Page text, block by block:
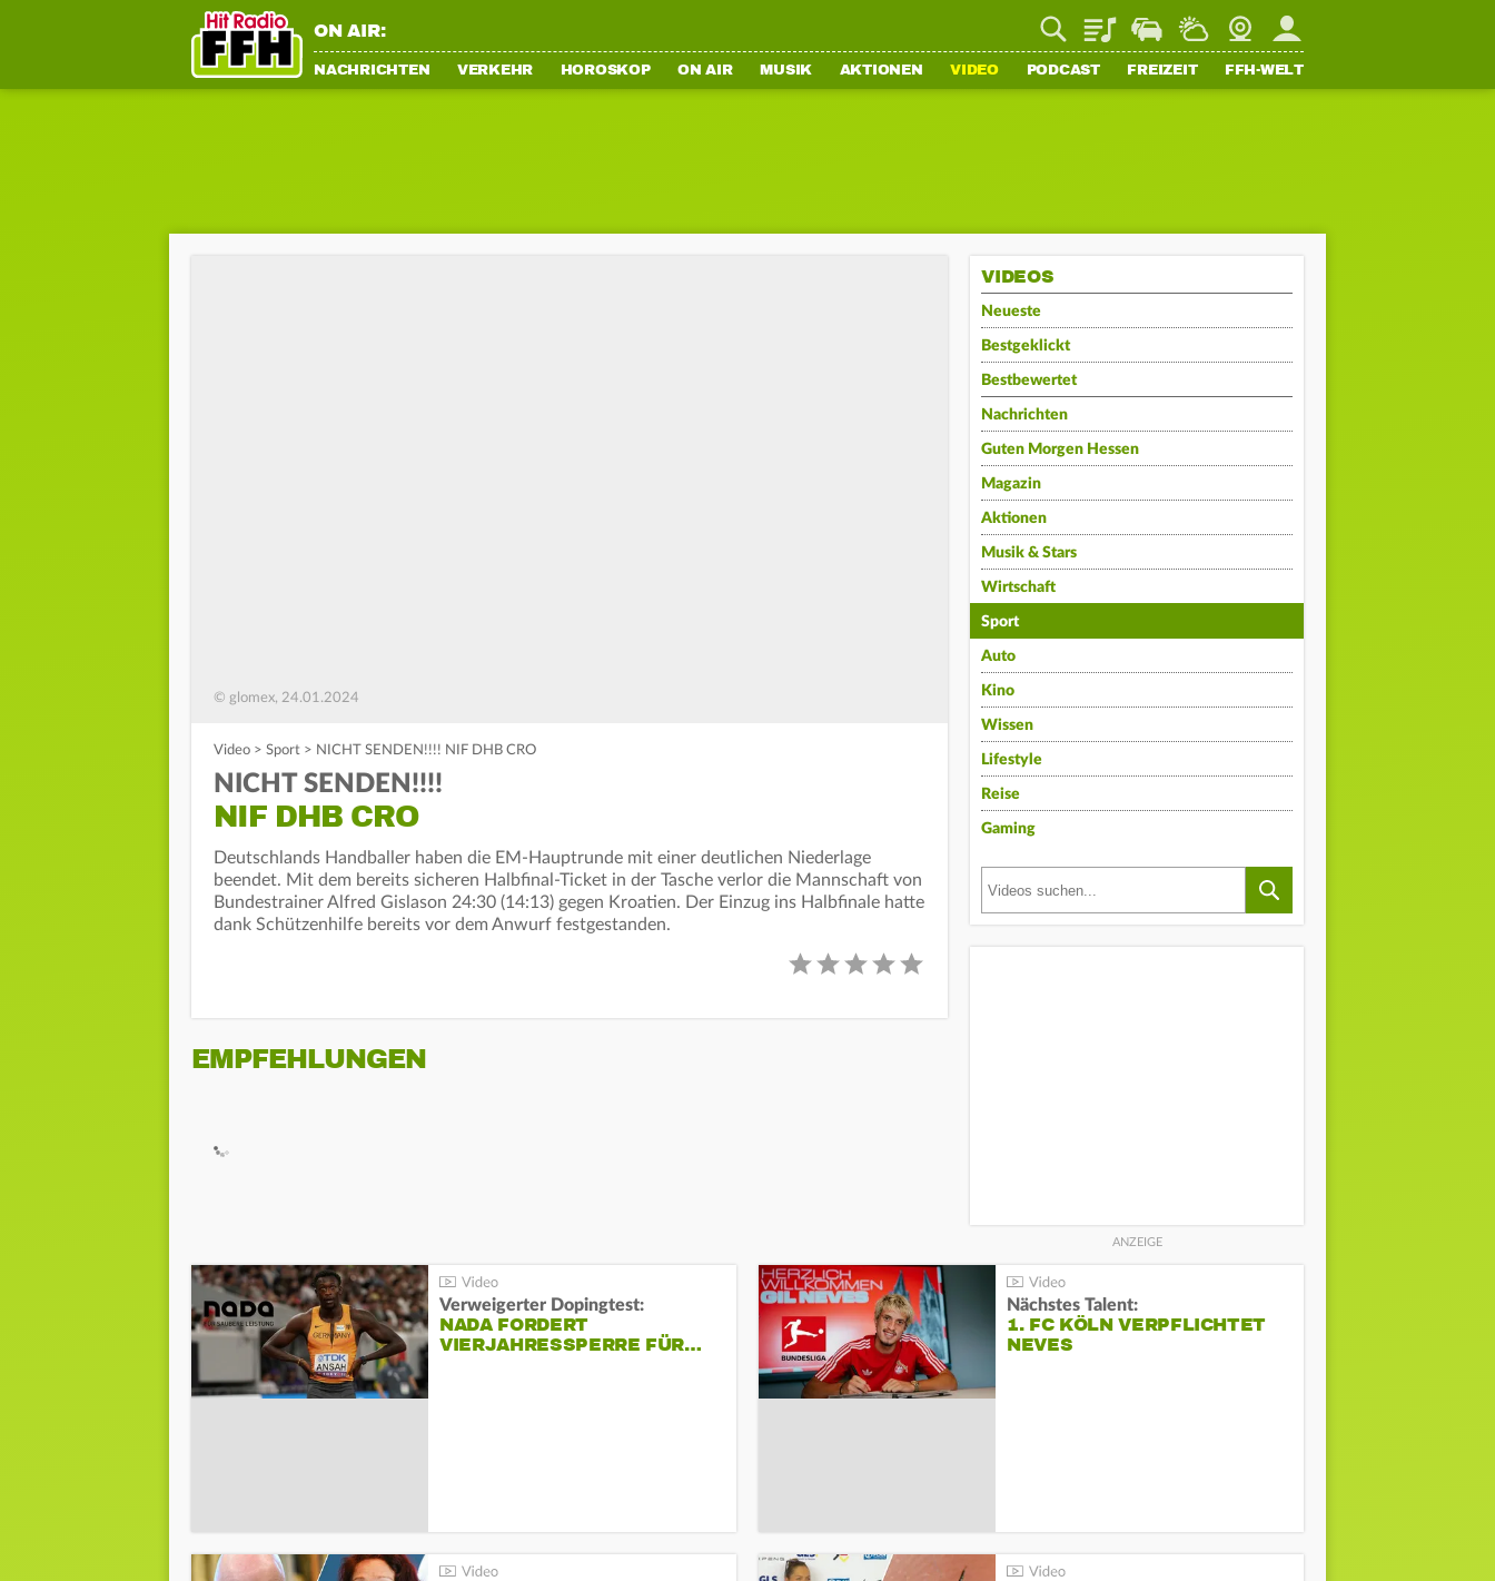
ON AIR: PlaylistStaupilotWetterWebcamMein FFH
NACHRICHTEN VERKEHR HOROSKOP ON AIR MUSIK AKTIONEN VIDEO PODCAST FREIZEIT FFH-WELT
© glomex, 24.01.2024
Video > Sport > NICHT SENDEN!!!! NIF DHB CRO
NICHT SENDEN!!!!
NIF DHB CRO
Deutschlands Handballer haben die EM-Hauptrunde mit einer deutlichen Niederlage
beendet. Mit dem bereits sicheren Halbfinal-Ticket in der Tasche verlor die Mannschaft von
Bundestrainer Alfred Gislason 24:30 (14:13) gegen Kroatien. Der Einzug ins Halbfinale hatte
dank Schützenhilfe bereits vor dem Anwurf festgestanden.
EMPFEHLUNGEN
VIDEOS
Neueste
Bestgeklickt
Bestbewertet
Nachrichten
Guten Morgen Hessen
Magazin
Aktionen
Musik & Stars
Wirtschaft
Sport
Auto
Kino
Wissen
Lifestyle
Reise
Gaming
Verweigerter Dopingtest:
NADA FORDERT
VIERJAHRESSPERRE FÜR…
Nächstes Talent:
1. FC KÖLN VERPFLICHTET
NEVES